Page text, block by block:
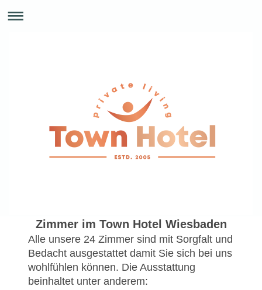
Zimmer im Town Hotel Wiesbaden
Alle unsere 24 Zimmer sind mit Sorgfalt und
Bedacht ausgestattet damit Sie sich bei uns
wohlfühlen können. Die Ausstattung
beinhaltet unter anderem: